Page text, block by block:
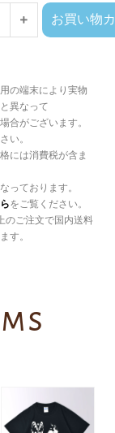
お買い物
の端末により実物
異なって
合がございます。
い。
には消費税が含ま
っております。
をご覧ください。
のご注文で国内送料
す。